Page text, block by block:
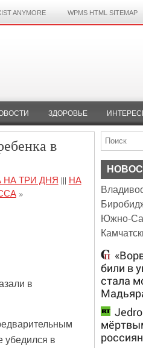
ANYMORE WPMS HTML SITEMAP
ЗДОРОВЬЕ
в
ТРИ ДНЯ ||| НА
»
в
убедился в
Южно-
били в
стала